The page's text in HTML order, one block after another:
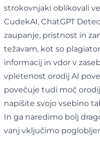
strokovnjaki oblikovali
CudekAI, ChatGPT
zaupanje, pristnost in
težavam, kot so
informacij in vdor v
vpletenost orodij AI
povečuje tudi moč
napišite svojo vsebino
In ga naredimo bolj
vanj vključimo